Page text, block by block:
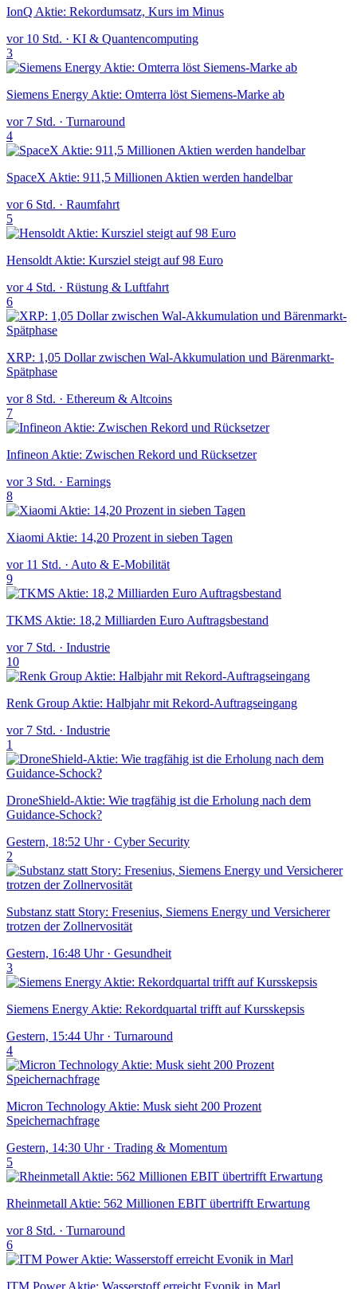
IonQ Aktie: Rekordumsatz, Kurs im Minus
vor 10 Std. · KI & Quantencomputing
3
Siemens Energy Aktie: Omterra löst Siemens-Marke ab
vor 7 Std. · Turnaround
4
SpaceX Aktie: 911,5 Millionen Aktien werden handelbar
vor 6 Std. · Raumfahrt
5
Hensoldt Aktie: Kursziel steigt auf 98 Euro
vor 4 Std. · Rüstung & Luftfahrt
6
XRP: 1,05 Dollar zwischen Wal-Akkumulation und Bärenmarkt-
Spätphase
vor 8 Std. · Ethereum & Altcoins
7
Infineon Aktie: Zwischen Rekord und Rücksetzer
vor 3 Std. · Earnings
8
Xiaomi Aktie: 14,20 Prozent in sieben Tagen
vor 11 Std. · Auto & E-Mobilität
9
TKMS Aktie: 18,2 Milliarden Euro Auftragsbestand
vor 7 Std. · Industrie
10
Renk Group Aktie: Halbjahr mit Rekord-Auftragseingang
vor 7 Std. · Industrie
1
DroneShield-Aktie: Wie tragfähig ist die Erholung nach dem
Guidance-Schock?
Gestern, 18:52 Uhr · Cyber Security
2
Substanz statt Story: Fresenius, Siemens Energy und Versicherer
trotzen der Zollnervosität
Gestern, 16:48 Uhr · Gesundheit
3
Siemens Energy Aktie: Rekordquartal trifft auf Kursskepsis
Gestern, 15:44 Uhr · Turnaround
4
Micron Technology Aktie: Musk sieht 200 Prozent
Speichernachfrage
Gestern, 14:30 Uhr · Trading & Momentum
5
Rheinmetall Aktie: 562 Millionen EBIT übertrifft Erwartung
vor 8 Std. · Turnaround
6